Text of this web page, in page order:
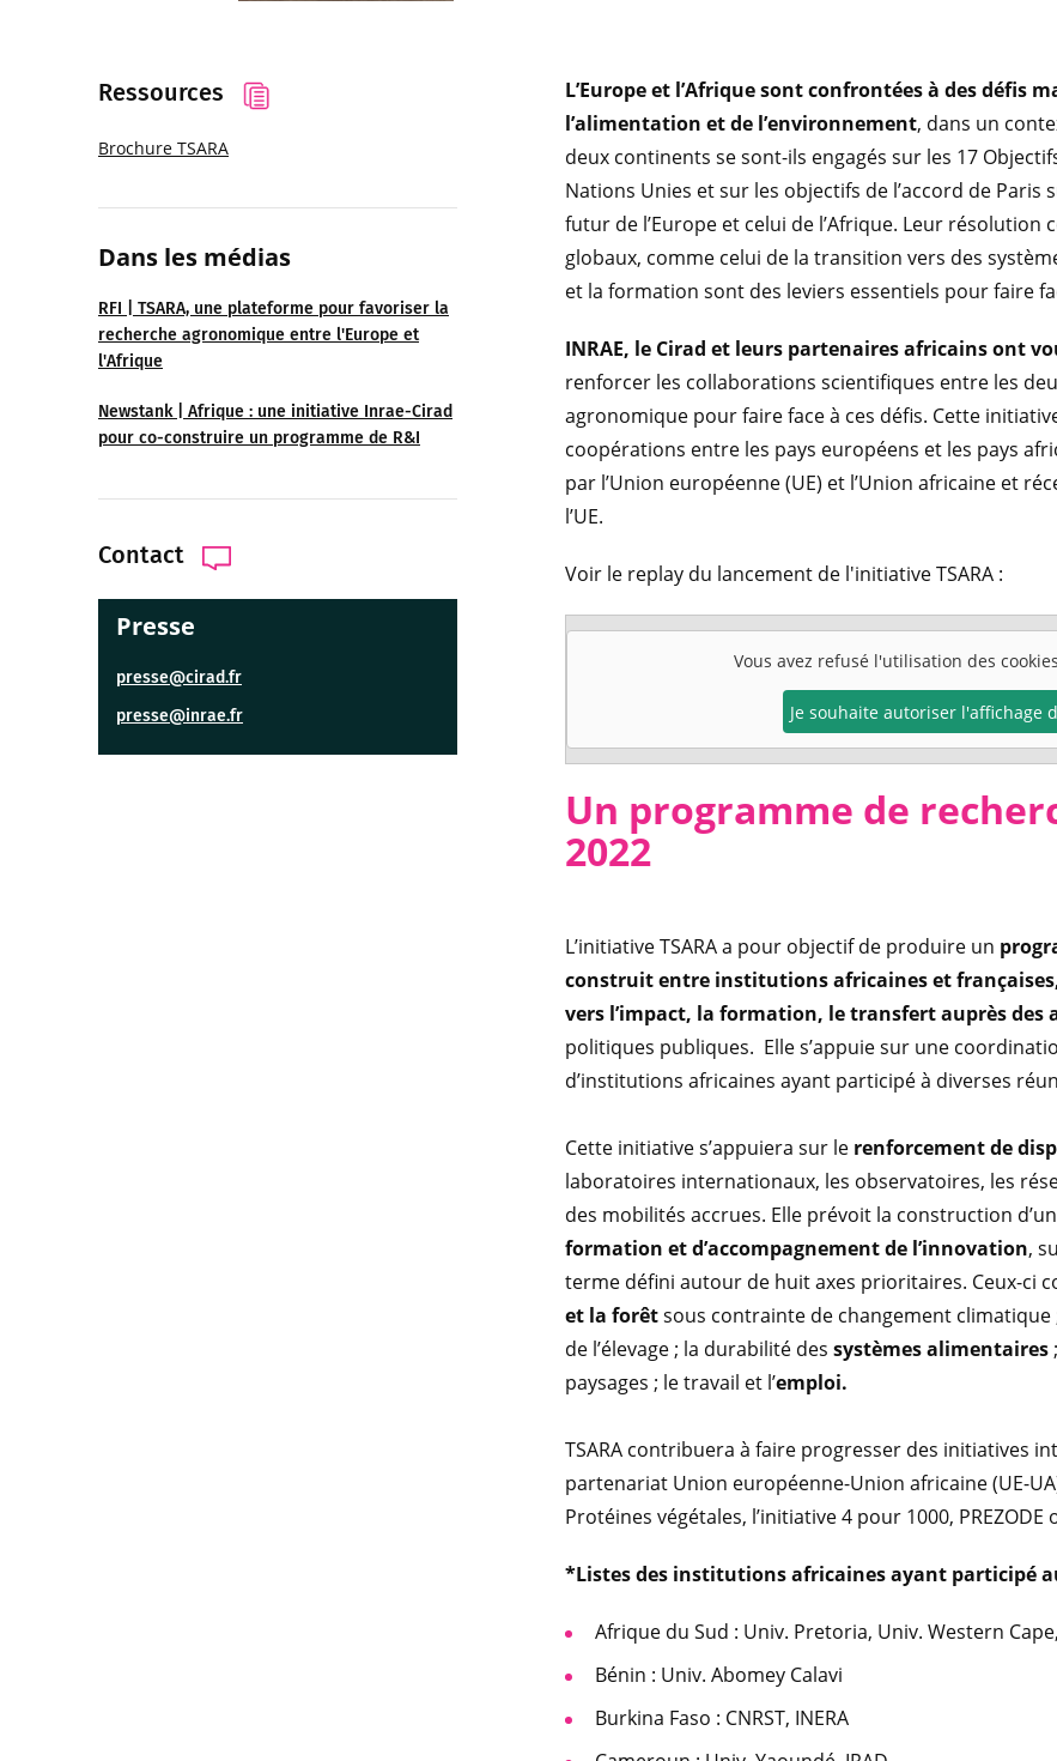
Ressources
Brochure TSARA
Dans les médias
RFI | TSARA, une plateforme pour favoriser la
recherche agronomique entre l'Europe et
l'Afrique
Newstank | Afrique : une initiative Inrae-Cirad
pour co-construire un programme de R&I
Contact
Presse
presse@cirad.fr
presse@inrae.fr
L’Europe et l’Afrique sont confrontées à des défis
l’alimentation et de l’environnement, dans un
deux continents se sont-ils engagés sur les 17
Nations Unies et sur les objectifs de l’accord de
futur de l’Europe et celui de l’Afrique. Leur résolution
globaux, comme celui de la transition vers des
et la formation sont des leviers essentiels pour faire
INRAE, le Cirad et leurs partenaires africains ont
renforcer les collaborations scientifiques entre les
agronomique pour faire face à ces défis. Cette
coopérations entre les pays européens et les pays
par l’Union européenne (UE) et l’Union africaine et
l’UE.
Voir le replay du lancement de l'initiative TSARA :
Vous avez refusé l'utilisation des
Je souhaite autoriser l'affichage
Un programme de
2022
L’initiative TSARA a pour objectif de produire un
construit entre institutions africaines et
vers l’impact, la formation, le transfert auprès
politiques publiques. Elle s’appuie sur une
d’institutions africaines ayant participé à diverses
Cette initiative s’appuiera sur le renforcement de
laboratoires internationaux, les observatoires, les
des mobilités accrues. Elle prévoit la construction
formation et d’accompagnement de l’innovation,
terme défini autour de huit axes prioritaires. Ceux-ci
et la forêtsous contrainte de changement climatique
de l’élevage ; la durabilité des systèmes alimentaires
paysages ; le travail et l’emploi.
TSARA contribuera à faire progresser des initiatives
partenariat Union européenne-Union africaine (UE-
Protéines végétales, l’initiative 4 pour 1000,
*Listes des institutions africaines ayant participé
Afrique du Sud : Univ. Pretoria, Univ. Western
Bénin : Univ. Abomey Calavi
Burkina Faso : CNRST, INERA